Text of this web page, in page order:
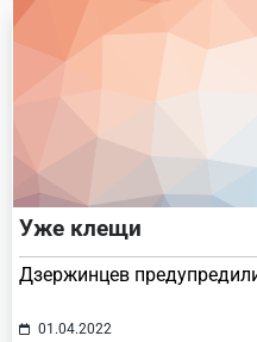
Уже клещи
Дзержинцев
01.04.2022